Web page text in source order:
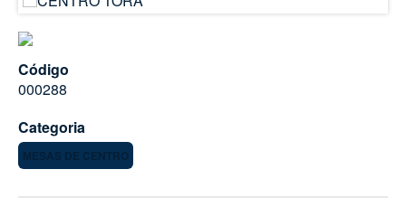
Código
000288
Categoria
MESAS DE CENTRO